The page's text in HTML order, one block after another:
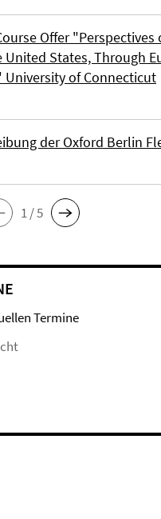
Offer "Perspectives
United States, Through
University of Connecticut
der Oxford Berlin
1 / 5
Termine